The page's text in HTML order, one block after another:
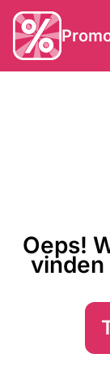
Oeps!
vinden